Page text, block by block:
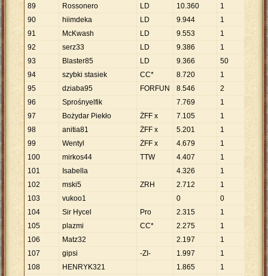
89
Rossonero LD 10.360 1
90
hiimdeka LD 9.944 1
944
91
McKwash LD 9.553 1
553
92
serz33 LD 9.386 1 9
386
93
Blaster85 LD 9.366 50
94
szybki stasiek CC* 8.720 1 8. 720
95
dziaba95 FORFUN 8.546 2 .
96
Sprośnyelfik 7.769 1
769
97
Bożydar Piekło ŻFF x 7.105 1 .105
98
anitia81 ŻFF x 5.201 1
201
99
Wentyl ŻFF x 4.679 1 . 679
100
mirkos44 TTW 4.407 1 4
407
101
Isabella 4.326 1 4
326
102
mski5 ZRH 2.712 1
712
103
vukoo1 0
0
104
Sir Hycel Pro 2.315 1 .
315
105
plazmi CC* 2.275 1 2
275
106
Matz32 2.197 1
197
107
gipsi -ZI- 1.997 1 1. 997
108
HENRYK321 1.865 1 1
865